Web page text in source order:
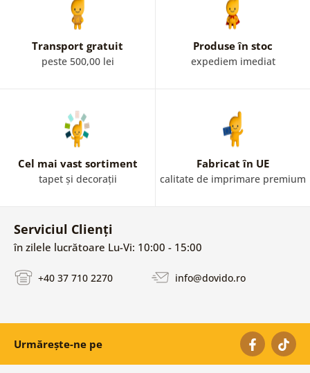
Transport gratuit
peste 500,00 lei
Produse în stoc
expediem imediat
Cel mai vast sortiment
tapet și decorații
Fabricat în UE
calitate de imprimare premium
Serviciul Clienți
în zilele lucrătoare Lu-Vi: 10:00 - 15:00
+40 37 710 2270 info@dovido.ro
Urmărește-ne pe